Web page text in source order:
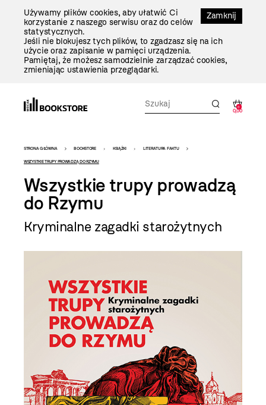
Zamknij
Używamy plików cookies, aby ułatwić Ci
korzystanie z naszego serwisu oraz do celów
statystycznych.
Jeśli nie blokujesz tych plików, to zgadzasz się na ich
użycie oraz zapisanie w pamięci urządzenia.
Pamiętaj, że możesz samodzielnie zarządzać cookies,
zmieniając ustawienia przeglądarki.
0
0,00
Bookstore
-
szablon
szczegóły
STRONA GŁÓWNA BOOKSTORE KSIĄŻKI LITERATURA FAKTU
WSZYSTKIE TRUPY PROWADZĄ DO RZYMU
Wszystkie trupy prowadzą
do Rzymu
Kryminalne zagadki starożytnych